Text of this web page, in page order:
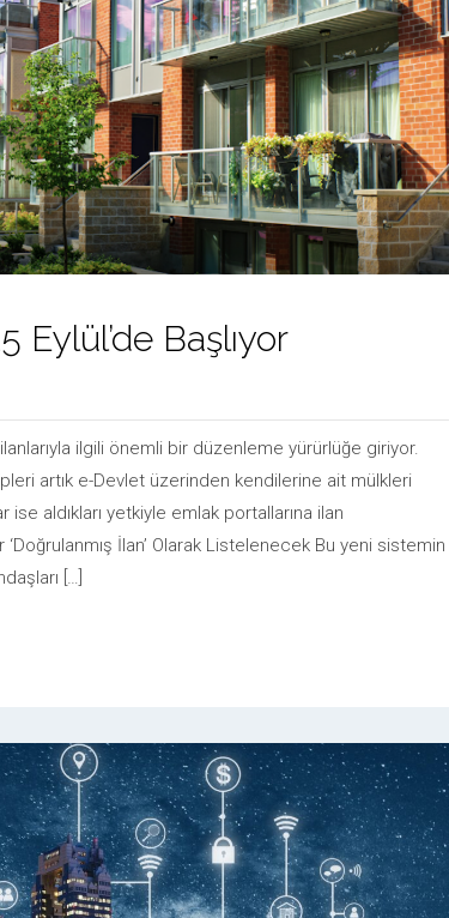
Eylül’de Başlıyor
ilgili önemli bir düzenleme yürürlüğe giriyor.
artık e-Devlet üzerinden kendilerine ait mülkleri
aldıkları yetkiyle emlak portallarına ilan
İlan’ Olarak Listelenecek Bu yeni sistemin
[…]